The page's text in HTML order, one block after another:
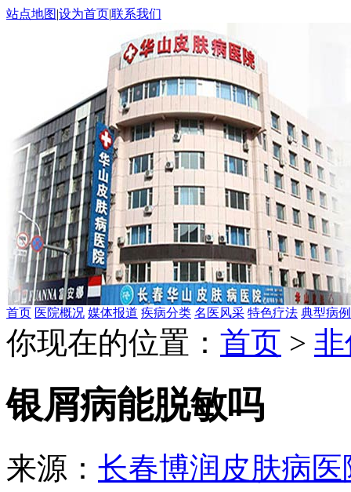
站点地图|设为首页|联系我们
首页 医院概况 媒体报道 疾病分类 名医风采 特色疗法 典型病例
你现在的位置： 首页 >
银屑病能脱敏吗
来源： 长春博润皮肤病医